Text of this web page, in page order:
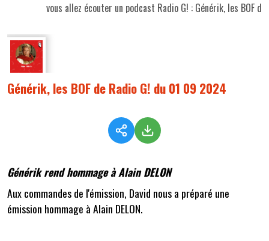
vous allez écouter un podcast Radio G! : Générik, les BOF
Générik, les BOF de Radio G! du 01 09 2024
Générik rend hommage à Alain DELON
Aux commandes de l'émission, David nous a préparé une
émission hommage à Alain DELON.